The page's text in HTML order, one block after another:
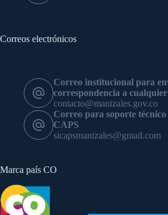
Correos electrónicos
Correo institucional para
correspondencia a
contacto@manizales.gov.co
Correo para soporte
CAPS
sicapsmanizales@gmail.com
Marca país CO